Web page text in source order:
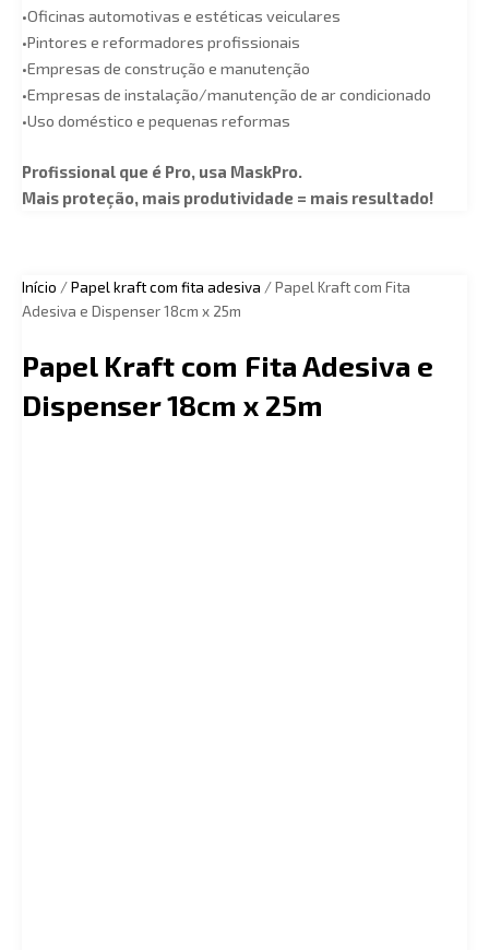
•Oficinas automotivas e estéticas veiculares
•Pintores e reformadores profissionais
•Empresas de construção e manutenção
•Empresas de instalação/manutenção de ar condicionado
•Uso doméstico e pequenas reformas
Profissional que é Pro, usa MaskPro.
Mais proteção, mais produtividade = mais resultado!
Início /Papel kraft com fita adesiva / Papel Kraft com Fita
Adesiva e Dispenser 18cm x 25m
Papel Kraft com Fita Adesiva e
Dispenser 18cm x 25m